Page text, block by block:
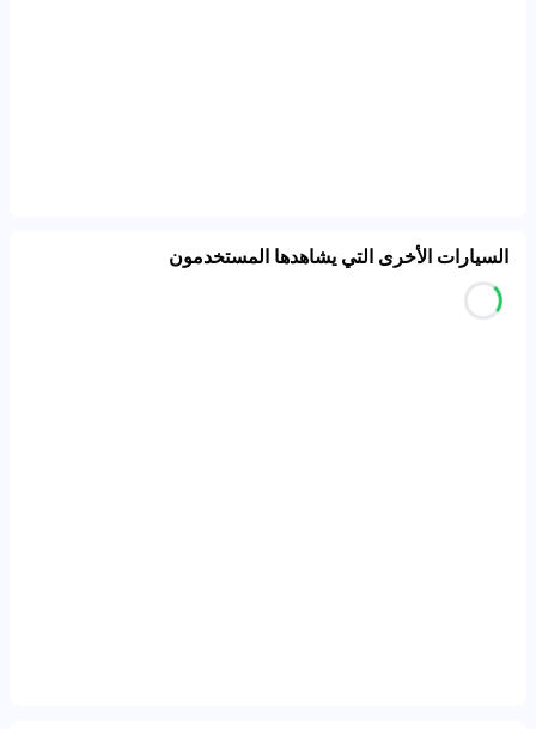
السيارات الأخرى التي يشاهدها المستخدمون